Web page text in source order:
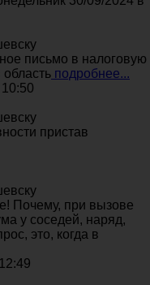
письмо в налоговую
подробнее...
пристав
Почему, при вызове
у соседей, наряд,
это, когда в